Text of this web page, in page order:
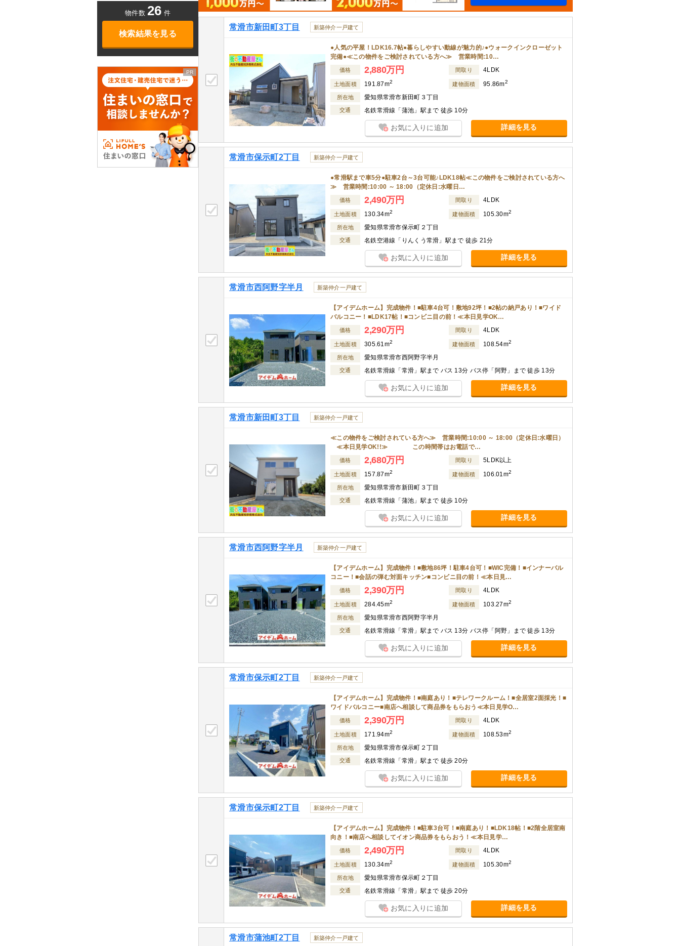
物件数 26 件
検索結果を見る
常滑市新田町3丁目 新築仲介一戸建て
●人気の平屋！LDK16.7帖●暮らしやすい動線が魅力的♪●ウォークインクローゼット
完備●≪この物件をご検討されている方へ≫ 営業時間:10…
価格 2,880万円 間取り 4LDK
土地面積 191.87m2 建物面積 95.86m2
所在地 愛知県常滑市新田町３丁目
交通 名鉄常滑線「蒲池」駅まで 徒歩 10分
お気に入りに追加 詳細を見る
常滑市保示町2丁目 新築仲介一戸建て
●常滑駅まで車5分●駐車2台～3台可能♪LDK18帖≪この物件をご検討されている方へ
≫ 営業時間:10:00 ～ 18:00（定休日:水曜日…
価格 2,490万円 間取り 4LDK
土地面積 130.34m2 建物面積 105.30m2
所在地 愛知県常滑市保示町２丁目
交通 名鉄空港線「りんくう常滑」駅まで 徒歩 21分
お気に入りに追加 詳細を見る
常滑市西阿野字半月 新築仲介一戸建て
【アイデムホーム】完成物件！■駐車4台可！敷地92坪！■2帖の納戸あり！■ワイド
バルコニー！■LDK17帖！■コンビニ目の前！≪本日見学OK…
価格 2,290万円 間取り 4LDK
土地面積 305.61m2 建物面積 108.54m2
所在地 愛知県常滑市西阿野字半月
交通 名鉄常滑線「常滑」駅まで バス 13分 バス停「阿野」まで 徒歩 13分
お気に入りに追加 詳細を見る
常滑市新田町3丁目 新築仲介一戸建て
≪この物件をご検討されている方へ≫ 営業時間:10:00 ～ 18:00（定休日:水曜日）
≪本日見学OK!!≫ この時間帯はお電話で…
価格 2,680万円 間取り 5LDK以上
土地面積 157.87m2 建物面積 106.01m2
所在地 愛知県常滑市新田町３丁目
交通 名鉄常滑線「蒲池」駅まで 徒歩 10分
お気に入りに追加 詳細を見る
常滑市西阿野字半月 新築仲介一戸建て
【アイデムホーム】完成物件！■敷地86坪！駐車4台可！■WIC完備！■インナーバル
コニー！■会話の弾む対面キッチン■コンビニ目の前！≪本日見…
価格 2,390万円 間取り 4LDK
土地面積 284.45m2 建物面積 103.27m2
所在地 愛知県常滑市西阿野字半月
交通 名鉄常滑線「常滑」駅まで バス 13分 バス停「阿野」まで 徒歩 13分
お気に入りに追加 詳細を見る
常滑市保示町2丁目 新築仲介一戸建て
【アイデムホーム】完成物件！■南庭あり！■テレワークルーム！■全居室2面採光！■
ワイドバルコニー■南店へ相談して商品券をもらおう≪本日見学O…
価格 2,390万円 間取り 4LDK
土地面積 171.94m2 建物面積 108.53m2
所在地 愛知県常滑市保示町２丁目
交通 名鉄常滑線「常滑」駅まで 徒歩 20分
お気に入りに追加 詳細を見る
常滑市保示町2丁目 新築仲介一戸建て
【アイデムホーム】完成物件！■駐車3台可！■南庭あり！■LDK18帖！■2階全居室南
向き！■南店へ相談してイオン商品券をもらおう！≪本日見学…
価格 2,490万円 間取り 4LDK
土地面積 130.34m2 建物面積 105.30m2
所在地 愛知県常滑市保示町２丁目
交通 名鉄常滑線「常滑」駅まで 徒歩 20分
お気に入りに追加 詳細を見る
常滑市蒲池町2丁目 新築仲介一戸建て